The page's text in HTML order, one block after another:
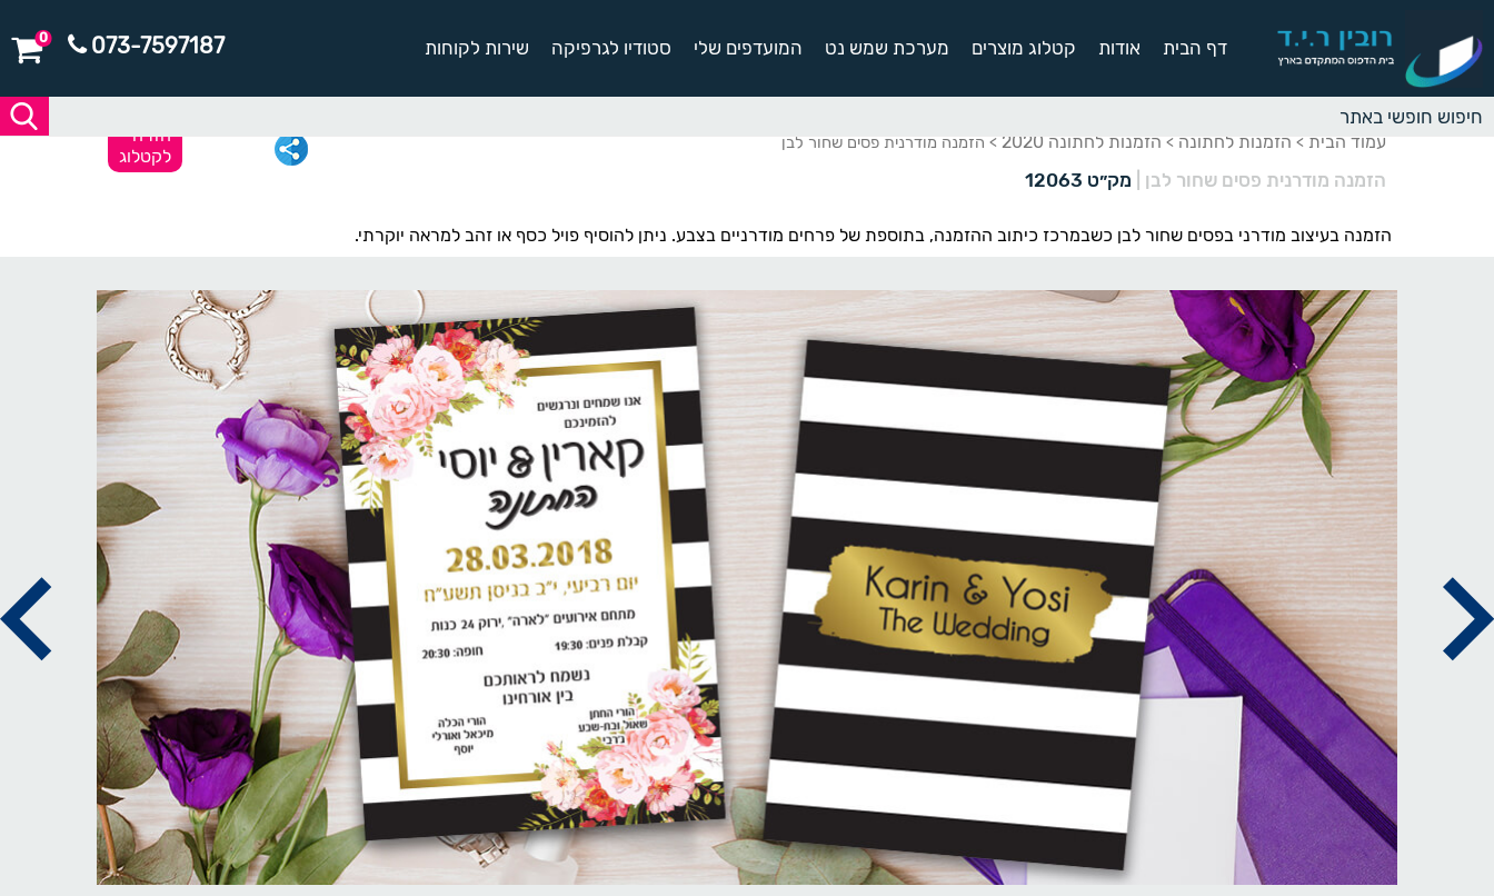
דף הבית אודות קטלוג מוצרים מערכת שמש נט המועדפים שלי סטודיו לגרפיקה שירות לקוחות 073-7597187
0
עמוד הבית > הזמנות לחתונה > הזמנות לחתונה 2020 > הזמנה מודרנית פסים שחור לבן
הזמנה מודרנית פסים שחור לבן מק״ט 12063
חזרה
לקטלוג
הזמנה בעיצוב מודרני בפסים שחור לבן כשבמרכז כיתוב ההזמנה, בתוספת של פרחים מודרניים בצבע. ניתן להוסיף פויל כסף או זהב למראה יוקרתי.